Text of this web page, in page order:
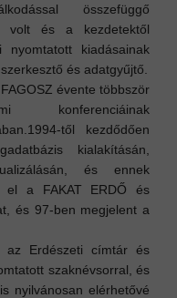
összefüggő
volt és a kezdetektől
nyomtatott kiadásainak
és adatgyűjtő.
évente többször
konferenciáinak
1994-től kezdődően
kialakításán,
és ennek
el a FAKAT ERDŐ és
és 97-ben megjelent a
az Erdészeti címtár és
szaknévsorral, és
nyilvánosan elérhetővé